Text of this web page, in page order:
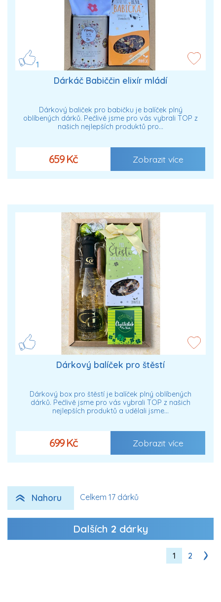
1
Dárkáč Babiččin elixír mládí
Dárkový baliček pro babičku je balíček plný
oblíbených dárků. Pečlivě jsme pro vás vybrali TOP z
našich nejlepších produktů pro…
659 Kč Zobrazit více
Dárkový balíček pro štěstí
Dárkový box pro štěstí je balíček plný oblíbených
dárků. Pečlivě jsme pro vás vybrali TOP z našich
nejlepších produktů a udělali jsme…
699 Kč Zobrazit více
Nahoru Celkem 17 dárků
Dalších 2 dárky
1 2